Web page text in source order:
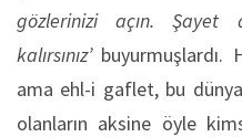
gözlerinizi açın. Şayet
kalırsınız’buyurmuşlardı.
ama ehl-i gaflet, bu
olanların aksine öyle